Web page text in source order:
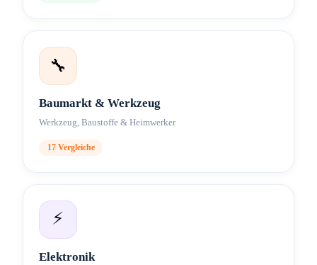
🔧
Baumarkt & Werkzeug
Werkzeug, Baustoffe & Heimwerker
17 Vergleiche
⚡
Elektronik